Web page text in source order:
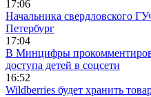
17:06
Начальника свердловского
Петербург
17:04
В Минцифры
доступа детей в соцсети
16:52
Wildberries будет хранить